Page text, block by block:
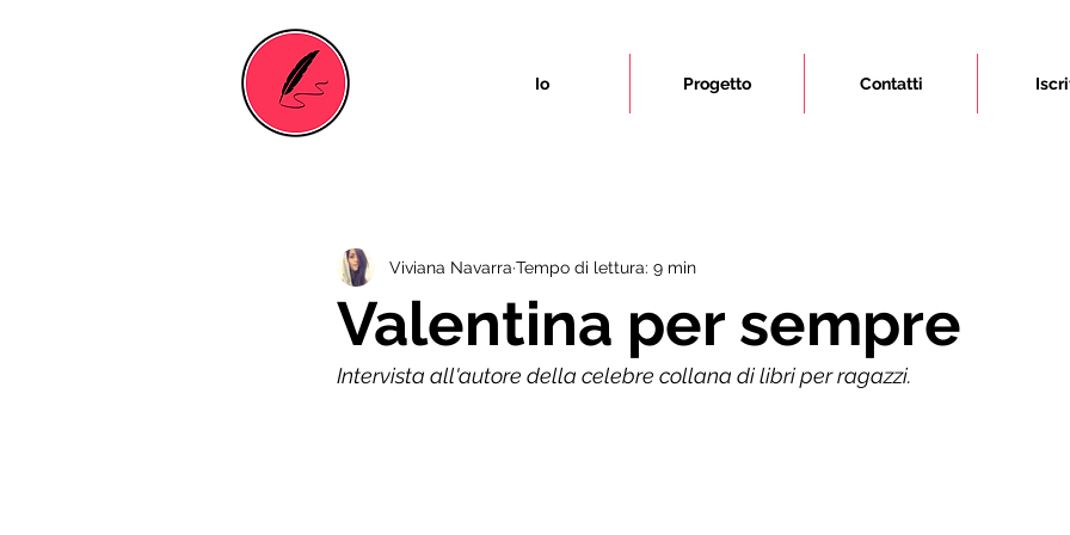
Io Progetto Contatti
Valentina per sempre
Viviana Navarra Tempo di lettura: 9 min
Intervista all'autore della celebre collana di libri per ragazzi.